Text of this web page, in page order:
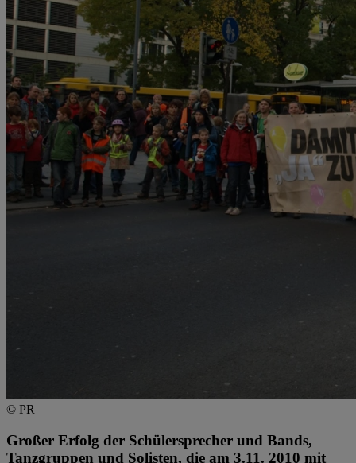
© PR
Großer Erfolg der Schülersprecher und Bands,
Tanzgruppen und Solisten, die am 3.11. 2010 mit